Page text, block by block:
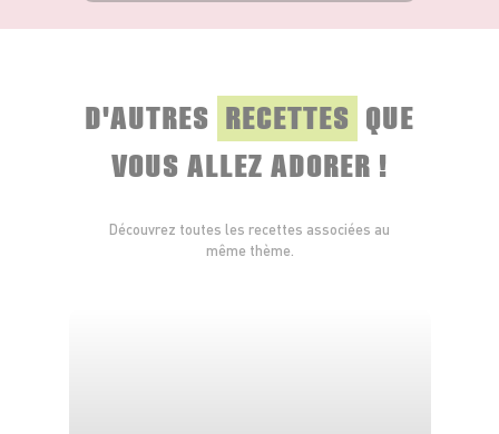
D'AUTRES RECETTES QUE
VOUS ALLEZ ADORER !
Découvrez toutes les recettes associées au
même thème.